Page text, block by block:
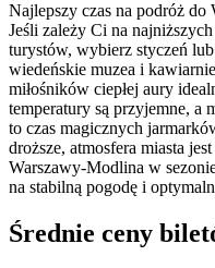
Najlepszy czas na podróż
Jeśli zależy Ci na
turystów, wybierz styczeń
wiedeńskie muzea i
miłośników ciepłej aury
temperatury są przyjemne, a
to czas magicznych
droższe, atmosfera miasta
Warszawy-Modlina w
na stabilną pogodę i
Średnie ceny